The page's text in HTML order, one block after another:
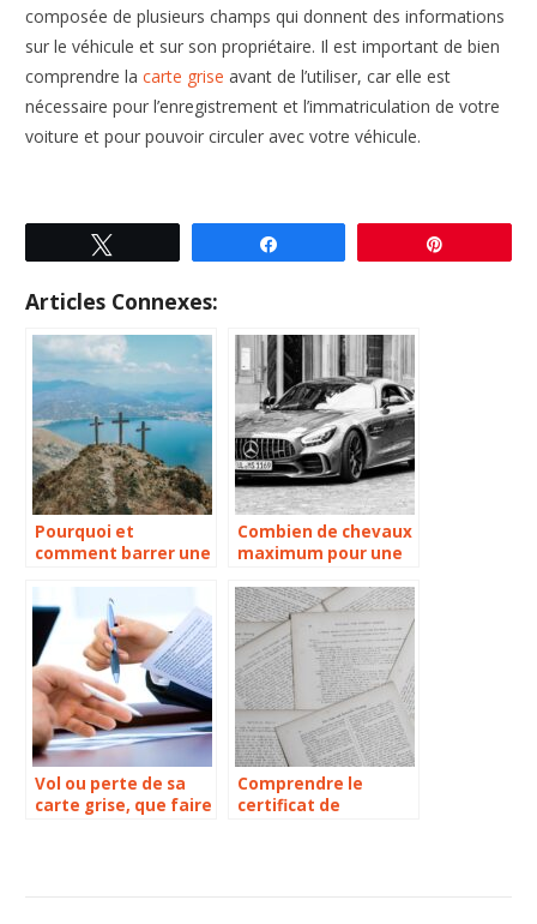
composée de plusieurs champs qui donnent des informations
sur le véhicule et sur son propriétaire. Il est important de bien
comprendre lacarte grise avant de l’utiliser, car elle est
nécessaire pour l’enregistrement et l’immatriculation de votre
voiture et pour pouvoir circuler avec votre véhicule.
Articles Connexes:
Pourquoi et
comment barrer une
Combien de chevaux
maximum pour une
conducteur ?
Vol ou perte de sa
carte grise, que faire
Comprendre le
certificat de